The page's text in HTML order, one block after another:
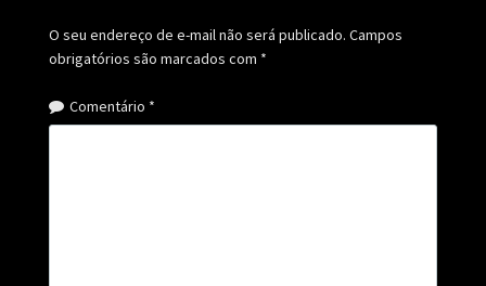
O seu endereço de e-mail não será publicado. Campos
obrigatórios são marcados com *
Comentário *